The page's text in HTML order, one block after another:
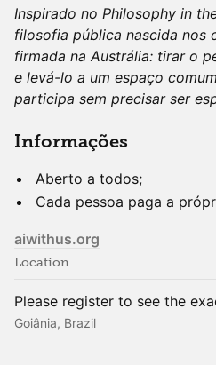
Inspirado no Philosophy in
filosofia pública nascida nos
firmada na Austrália: tirar o
e levá-lo a um espaço
participa sem precisar ser
Informações
Aberto a todos;
Cada pessoa paga a
aiwithus.org
Location
Please register to see the
Goiânia, Brazil